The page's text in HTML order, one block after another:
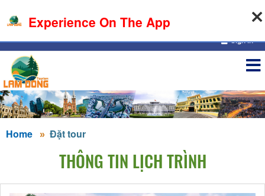
09-08-2026, 10:30:44
Sign in
Home Đặt tour
THÔNG TIN LỊCH TRÌNH
Experience On The App